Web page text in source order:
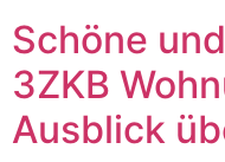
Schöne
3ZKB
Ausblick